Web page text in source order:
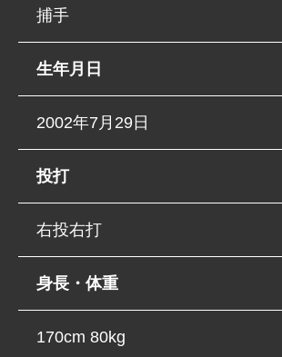
捕手
生年月日
2002年7月29日
投打
右投右打
身長・体重
170cm 80kg